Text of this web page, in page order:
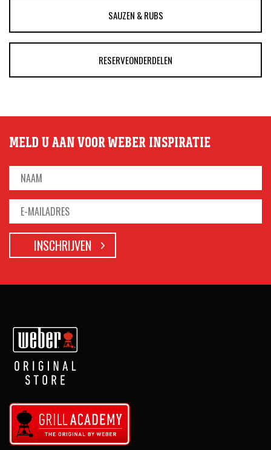
SAUZEN & RUBS
RESERVEONDERDELEN
MELD U AAN VOOR WEBER INSPIRATIE